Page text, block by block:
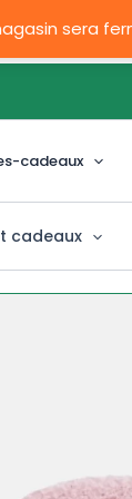
sera
cadeaux
cadeaux